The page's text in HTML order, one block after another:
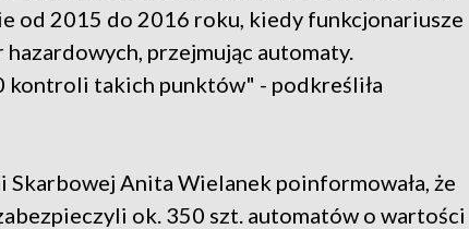
od 2015 do 2016 roku, kiedy funkcjonariusze
przejmując automaty.
kontroli takich punktów" - podkreśliła
Anita Wielanek poinformowała, że
ok. 350 szt. automatów o wartości